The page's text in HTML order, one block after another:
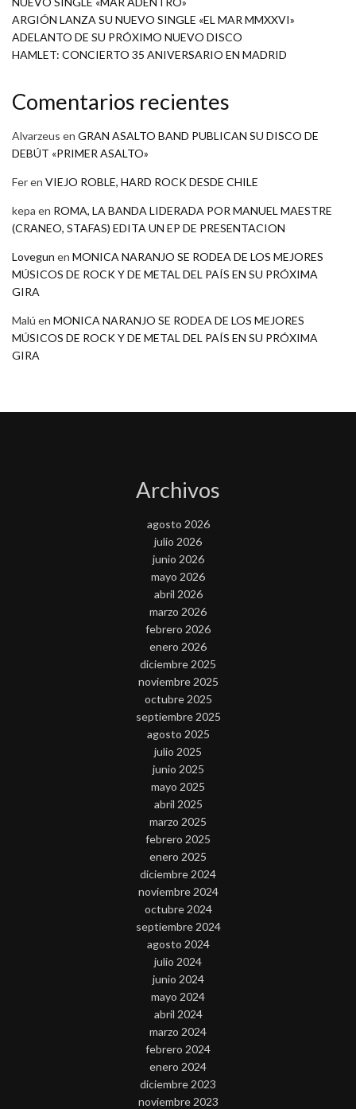
ARGIÓN LANZA SU NUEVO SINGLE «EL MAR MMXXVI»
ADELANTO DE SU PRÓXIMO NUEVO DISCO
HAMLET: CONCIERTO 35 ANIVERSARIO EN MADRID
Comentarios recientes
Alvarzeus en GRAN ASALTO BAND PUBLICAN SU DISCO DE
DEBÚT «PRIMER ASALTO»
Feren VIEJO ROBLE, HARD ROCK DESDE CHILE
kepa en ROMA, LA BANDA LIDERADA POR MANUEL MAESTRE
(CRANEO, STAFAS) EDITA UN EP DE PRESENTACION
Lovegun en MONICA NARANJO SE RODEA DE LOS MEJORES
MÚSICOS DE ROCK Y DE METAL DEL PAÍS EN SU PRÓXIMA
GIRA
Malú en MONICA NARANJO SE RODEA DE LOS MEJORES
MÚSICOS DE ROCK Y DE METAL DEL PAÍS EN SU PRÓXIMA
GIRA
Archivos
agosto 2026
julio 2026
junio 2026
mayo 2026
abril 2026
marzo 2026
febrero 2026
enero 2026
diciembre 2025
noviembre 2025
octubre 2025
septiembre 2025
agosto 2025
julio 2025
junio 2025
mayo 2025
abril 2025
marzo 2025
febrero 2025
enero 2025
diciembre 2024
noviembre 2024
octubre 2024
septiembre 2024
agosto 2024
julio 2024
junio 2024
mayo 2024
abril 2024
marzo 2024
febrero 2024
enero 2024
diciembre 2023
noviembre 2023